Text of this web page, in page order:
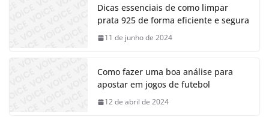
Dicas essenciais de como limpar
prata 925 de forma eficiente e segura
11 de junho de 2024
Como fazer uma boa análise para
apostar em jogos de futebol
12 de abril de 2024